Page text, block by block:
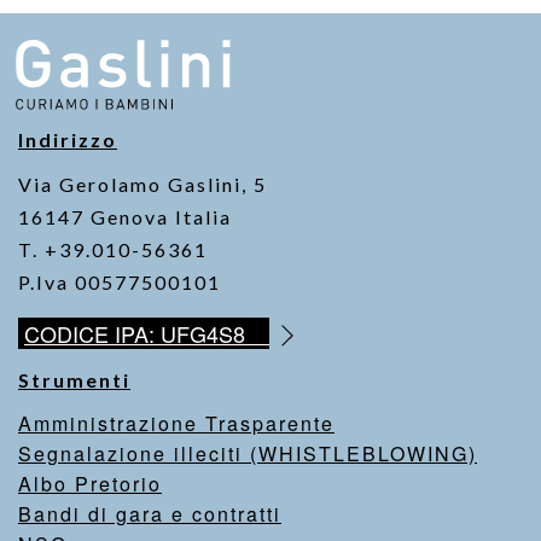
o
k
p
Indirizzo
Via Gerolamo Gaslini, 5
16147 Genova Italia
T. +39.010-56361
P.Iva 00577500101
CODICE IPA: UFG4S8
Strumenti
Amministrazione Trasparente
Segnalazione illeciti (WHISTLEBLOWING)
Albo Pretorio
Bandi di gara e contratti